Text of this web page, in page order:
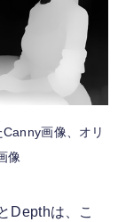
画像、オリ
像
Depthは、こ